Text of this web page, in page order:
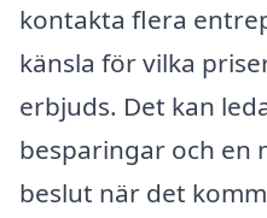
kontakta flera
känsla för vilka
erbjuds. Det kan
besparingar och en
beslut när det